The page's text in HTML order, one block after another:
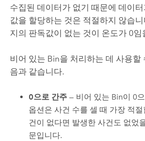
수집된 데이터가 없기 때문에 데이
값을 할당하는 것은 적절하지 않습
지의 판독값이 없는 것이 온도가 0임
비어 있는 Bin을 처리하는 데 사용할
음과 같습니다.
0으로 간주 — 비어 있는 Bin이 0
옵션은 사건 수를 셀 때 가장 적
건이 없다면 발생한 사건도 없었
문입니다.